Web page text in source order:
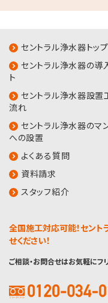
セントラル浄水器トップ
セントラル浄水器の導
ト
セントラル浄水器設置
流れ
セントラル浄水器のマ
への設置
よくある質問
資料請求
スタッフ紹介
全国施工対応可能！セント
せください！
ご相談・お問合せはお気軽にフ